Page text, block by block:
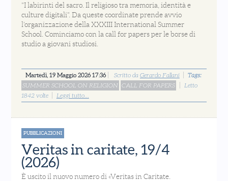
"I labirinti del sacro. Il religioso tra memoria, identità e
culture digitali". Da queste coordinate prende avvio
l'organizzazione della XXXIII International Summer
School. Cominciamo con la call for papers per le borse di
studio a giovani studiosi.
Martedì, 19 Maggio 2026 17:36 Scritto da Gerardo Fallani
Tags:
SUMMER SCHOOL ON RELIGION
CALL FOR PAPERS
Letto
1842 volte
Leggi tutto...
PUBBLICAZIONI
Veritas in caritate, 19/4
(2026)
È uscito il nuovo numero di «Veritas in Caritate.